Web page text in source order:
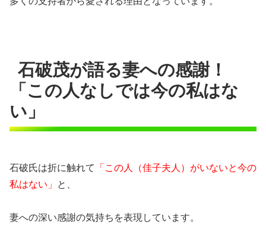
石破茂が語る妻への感謝！
「この人なしでは今の私はな
い」
石破氏は折に触れて 「この人（佳子夫人）がいないと今の
私はない」 と、
妻への深い感謝の気持ちを表現しています。